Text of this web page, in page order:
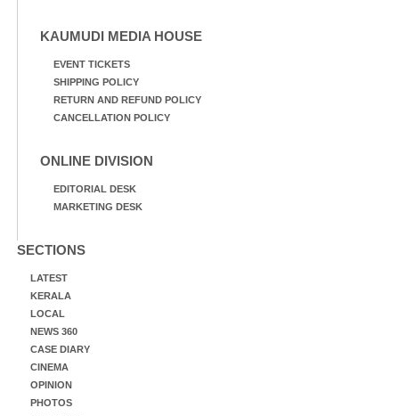
KAUMUDI MEDIA HOUSE
EVENT TICKETS
SHIPPING POLICY
RETURN AND REFUND POLICY
CANCELLATION POLICY
ONLINE DIVISION
EDITORIAL DESK
MARKETING DESK
SECTIONS
LATEST
KERALA
LOCAL
NEWS 360
CASE DIARY
CINEMA
OPINION
PHOTOS